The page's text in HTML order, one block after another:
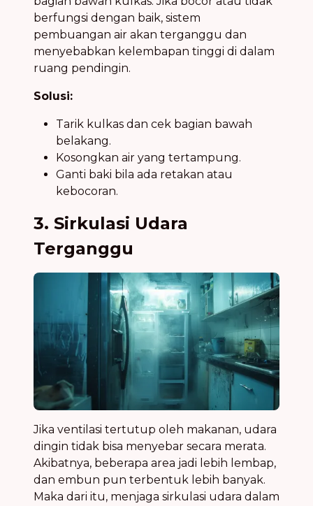
berfungsi dengan baik, sistem
pembuangan air akan terganggu dan
menyebabkan kelembapan tinggi di dalam
ruang pendingin.
Solusi:
Tarik kulkas dan cek bagian bawah
belakang.
Kosongkan air yang tertampung.
Ganti baki bila ada retakan atau
kebocoran.
3. Sirkulasi Udara
Terganggu
Jika ventilasi tertutup oleh makanan, udara
dingin tidak bisa menyebar secara merata.
Akibatnya, beberapa area jadi lebih lembap,
dan embun pun terbentuk lebih banyak.
Maka dari itu, menjaga sirkulasi udara dalam